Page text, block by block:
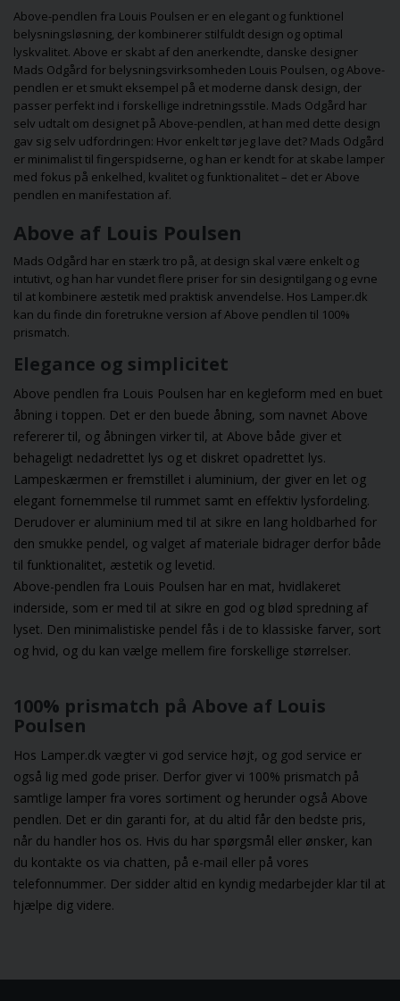
vælger den perfekte
belysning, der både
giver funktionalitet og
skaber en smuk,
hyggelig stemning, så
du kan nyde din have
hele året rundt, selv
når vintermørket
falder på.
Lad dig inspirere
find den perfekte
farverige lampe,
passer til dine
din smag!
Above-pendlen fra Louis Poulsen er en elegant og funktionel
belysningsløsning, der kombinerer stilfuldt design og optimal
lyskvalitet. Above er skabt af den anerkendte, danske designer
Mads Odgård for belysningsvirksomheden Louis Poulsen, og Above-
pendlen er et smukt eksempel på et moderne dansk design, der
passer perfekt ind i forskellige indretningsstile. Mads Odgård har
selv udtalt om designet på Above-pendlen, at han med dette design
gav sig selv udfordringen: Hvor enkelt tør jeg lave det? Mads Odgård
er minimalist til fingerspidserne, og han er kendt for at skabe lamper
med fokus på enkelhed, kvalitet og funktionalitet – det er Above
pendlen en manifestation af.
Above af Louis Poulsen
Mads Odgård har en stærk tro på, at design skal være enkelt og
intutivt, og han har vundet flere priser for sin designtilgang og evne
til at kombinere æstetik med praktisk anvendelse. Hos Lamper.dk
kan du finde din foretrukne version af Above pendlen til 100%
prismatch.
Elegance og simplicitet
Above pendlen fra Louis Poulsen har en kegleform med en buet
åbning i toppen. Det er den buede åbning, som navnet Above
refererer til, og åbningen virker til, at Above både giver et
behageligt nedadrettet lys og et diskret opadrettet lys.
Lampeskærmen er fremstillet i aluminium, der giver en let og
elegant fornemmelse til rummet samt en effektiv lysfordeling.
Derudover er aluminium med til at sikre en lang holdbarhed for
den smukke pendel, og valget af materiale bidrager derfor både
til funktionalitet, æstetik og levetid.
Above-pendlen fra Louis Poulsen har en mat, hvidlakeret
inderside, som er med til at sikre en god og blød spredning af
lyset. Den minimalistiske pendel fås i de to klassiske farver, sort
og hvid, og du kan vælge mellem fire forskellige størrelser.
100% prismatch på Above af Louis
Poulsen
Hos Lamper.dk vægter vi god service højt, og god service er
også lig med gode priser. Derfor giver vi 100% prismatch på
samtlige lamper fra vores sortiment og herunder også Above
pendlen. Det er din garanti for, at du altid får den bedste pris,
når du handler hos os. Hvis du har spørgsmål eller ønsker, kan
du kontakte os via chatten, på e-mail eller på vores
telefonnummer. Der sidder altid en kyndig medarbejder klar til at
hjælpe dig videre.